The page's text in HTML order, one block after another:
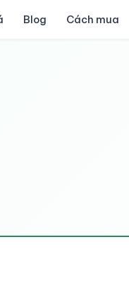
Blog Cách mua